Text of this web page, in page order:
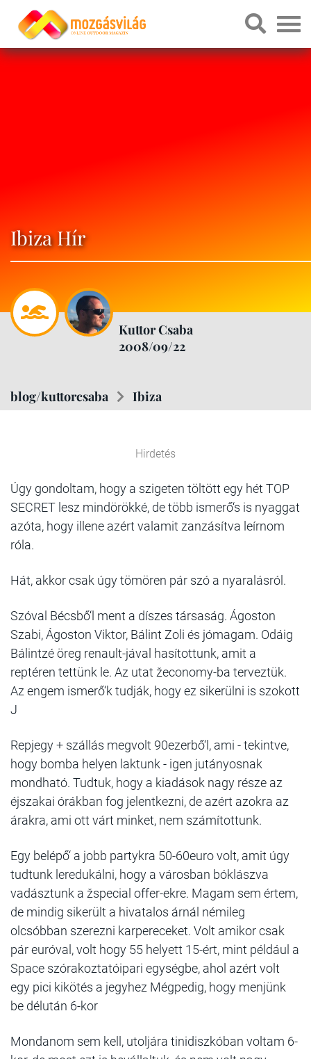
Ibiza Hír
Kuttor Csaba
2008/09/22
blog/kuttorcsaba Ibiza
Hirdetés
Úgy gondoltam, hogy a szigeten töltött egy hét TOP
SECRET lesz mindörökké, de több ismerő‘s is nyaggat
azóta, hogy illene azért valamit zanzásítva leírnom
róla.
Hát, akkor csak úgy tömören pár szó a nyaralásról.
Szóval Bécsbő‘l ment a díszes társaság. Ágoston
Szabi, Ágoston Viktor, Bálint Zoli és jómagam. Odáig
Bálintzé öreg renault-jával hasítottunk, amit a
reptéren tettünk le. Az utat žeconomy-ba terveztük.
Az engem ismerő‘k tudják, hogy ez sikerülni is szokott
J
Repjegy + szállás megvolt 90ezerbő‘l, ami - tekintve,
hogy bomba helyen laktunk - igen jutányosnak
mondható. Tudtuk, hogy a kiadások nagy része az
éjszakai órákban fog jelentkezni, de azért azokra az
árakra, ami ott várt minket, nem számítottunk.
Egy belépő‘ a jobb partykra 50-60euro volt, amit úgy
tudtunk leredukálni, hogy a városban bóklászva
vadásztunk a žspecial offer-ekre. Magam sem értem,
de mindig sikerült a hivatalos árnál némileg
olcsóbban szerezni karpereceket. Volt amikor csak
pár euróval, volt hogy 55 helyett 15-ért, mint például a
Space szórakoztatóipari egységbe, ahol azért volt
egy pici kikötés a jegyhez Mégpedig, hogy menjünk
be délután 6-kor
Mondanom sem kell, utoljára tinidiszkóban voltam 6-